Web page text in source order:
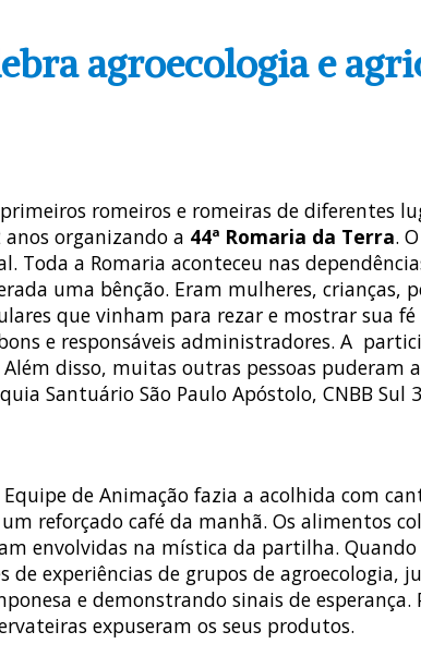
agroecologia e
romeiros e romeiras de diferentes
organizando a 44ª Romaria da Terra.
a Romaria aconteceu nas
uma bênção. Eram mulheres,
que vinham para rezar e mostrar sua
e responsáveis administradores. A
disso, muitas outras pessoas puderam
Santuário São Paulo Apóstolo, CNBB
de Animação fazia a acolhida com
reforçado café da manhã. Os alimentos
envolvidas na mística da partilha.
experiências de grupos de agroecologia,
e demonstrando sinais de esperança.
expuseram os seus produtos.